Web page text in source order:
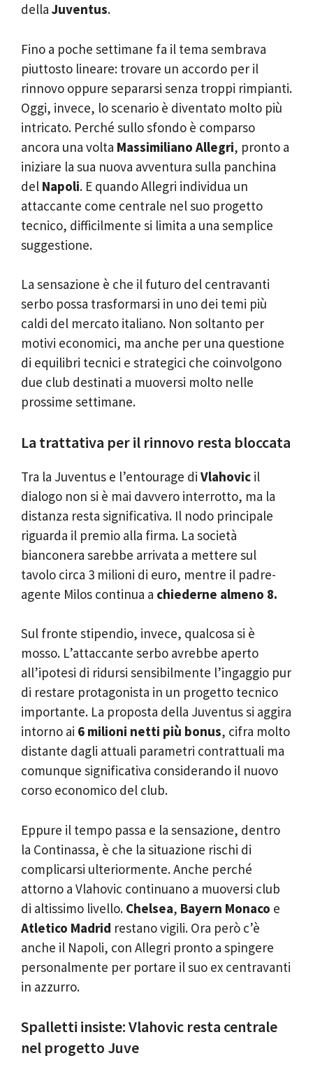
della Juventus.
Fino a poche settimane fa il tema sembrava
piuttosto lineare: trovare un accordo per il
rinnovo oppure separarsi senza troppi rimpianti.
Oggi, invece, lo scenario è diventato molto più
intricato. Perché sullo sfondo è comparso
ancora una volta Massimiliano Allegri, pronto a
iniziare la sua nuova avventura sulla panchina
del Napoli. E quando Allegri individua un
attaccante come centrale nel suo progetto
tecnico, difficilmente si limita a una semplice
suggestione.
La sensazione è che il futuro del centravanti
serbo possa trasformarsi in uno dei temi più
caldi del mercato italiano. Non soltanto per
motivi economici, ma anche per una questione
di equilibri tecnici e strategici che coinvolgono
due club destinati a muoversi molto nelle
prossime settimane.
La trattativa per il rinnovo resta bloccata
Tra la Juventus e l’entourage di Vlahovic il
dialogo non si è mai davvero interrotto, ma la
distanza resta significativa. Il nodo principale
riguarda il premio alla firma. La società
bianconera sarebbe arrivata a mettere sul
tavolo circa 3 milioni di euro, mentre il padre-
agente Milos continua a chiederne almeno 8.
Sul fronte stipendio, invece, qualcosa si è
mosso. L’attaccante serbo avrebbe aperto
all’ipotesi di ridursi sensibilmente l’ingaggio pur
di restare protagonista in un progetto tecnico
importante. La proposta della Juventus si aggira
intorno ai 6 milioni netti più bonus, cifra molto
distante dagli attuali parametri contrattuali ma
comunque significativa considerando il nuovo
corso economico del club.
Eppure il tempo passa e la sensazione, dentro
la Continassa, è che la situazione rischi di
complicarsi ulteriormente. Anche perché
attorno a Vlahovic continuano a muoversi club
di altissimo livello. Chelsea, Bayern Monaco e
Atletico Madrid restano vigili. Ora però c’è
anche il Napoli, con Allegri pronto a spingere
personalmente per portare il suo ex centravanti
in azzurro.
Spalletti insiste: Vlahovic resta centrale
nel progetto Juve